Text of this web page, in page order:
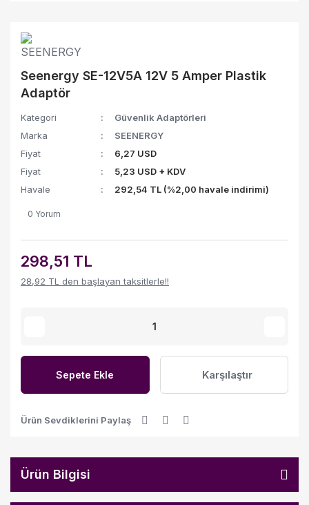
Seenergy SE-12V5A 12V 5 Amper Plastik
Adaptör
Kategori
Güvenlik Adaptörleri
Marka
SEENERGY
Fiyat
6,27 USD
Fiyat
5,23 USD + KDV
Havale
292,54 TL (%2,00 havale indirimi)
0 Yorum
298,51 TL
28,92 TL den başlayan taksitlerle!!
Sepete Ekle Karşılaştır
Ürün Sevdiklerini Paylaş
Ürün Bilgisi